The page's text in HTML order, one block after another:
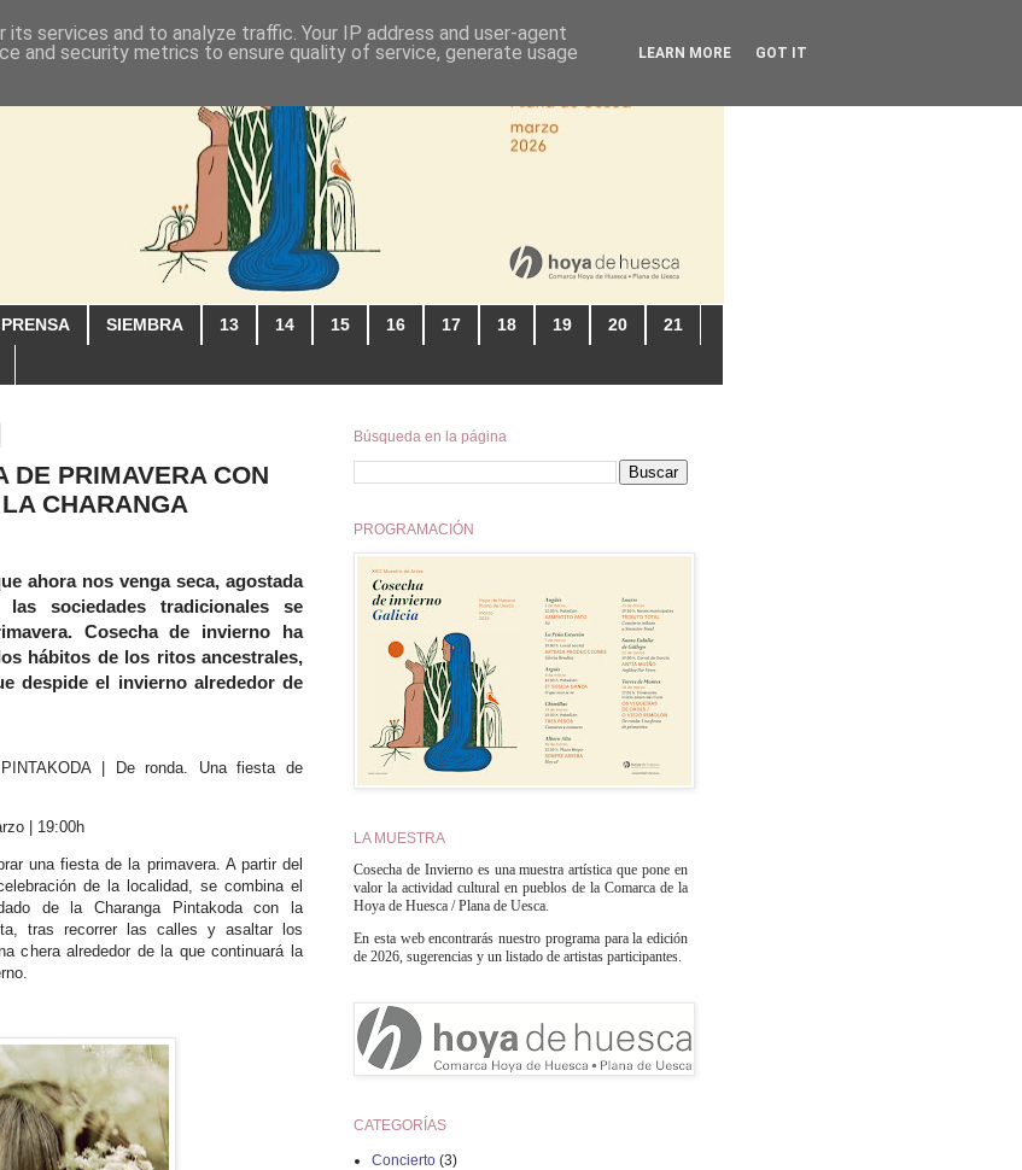
PRENSA SIEMBRA 13 14 15 16 17 18 19 20 21
DE PRIMAVERA CON
CHARANGA
ahora nos venga seca, agostada
sociedades tradicionales se
Cosecha de invierno ha
hábitos de los ritos ancestrales,
despide el invierno alrededor de
| De ronda. Una fiesta de
| 19:00h
una fiesta de la primavera. A partir del
de la localidad, se combina el
de la Charanga Pintakoda con la
tras recorrer las calles y asaltar los
chera alrededor de la que continuará la
Búsqueda en la página
PROGRAMACIÓN
LA MUESTRA
Cosecha de Invierno es una muestra artística que pone en
valor la actividad cultural en pueblos de la Comarca de la
Hoya de Huesca / Plana de Uesca.
En esta web encontrarás nuestro programa para la edición
de 2026, sugerencias y un listado de artistas participantes.
CATEGORÍAS
Concierto (3)
services and to analyze traffic. Your IP address and user-agent
and security metrics to ensure quality of service, generate usage
LEARN MORE GOT IT